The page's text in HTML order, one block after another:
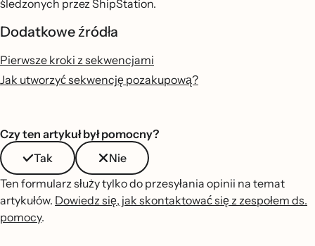
śledzonych przez ShipStation.
Dodatkowe źródła
Pierwsze kroki z sekwencjami
Jak utworzyć sekwencję pozakupową?
Czy ten artykuł był pomocny?
Tak
Nie
Ten formularz służy tylko do przesyłania opinii na temat
artykułów. Dowiedz się, jak skontaktować się z zespołem ds.
pomocy.